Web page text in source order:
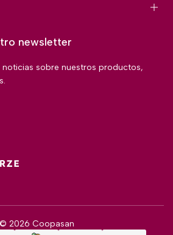
newsletter
sobre nuestros productos,
© 2026 Coopasan